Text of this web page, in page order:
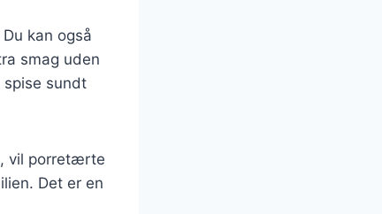
kan også
smag uden
sundt
vil porretærte
Det er en